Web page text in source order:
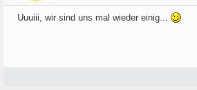
Uuuiii, wir sind uns mal wieder einig...